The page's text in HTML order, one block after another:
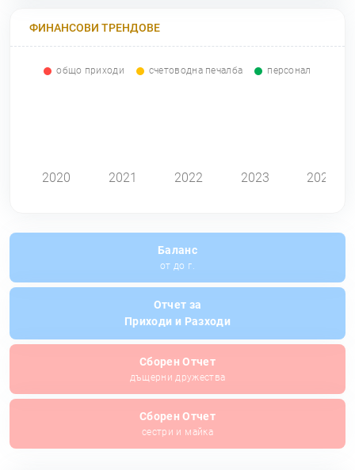
ФИНАНСОВИ ТРЕНДОВЕ
общо приходи счетоводна печалба персонал
2020 2021 2022 2023 2024
Баланс
от до г.
Отчет за
Приходи и Разходи
Сборен Отчет
дъщерни дружества
Сборен Отчет
сестри и майка